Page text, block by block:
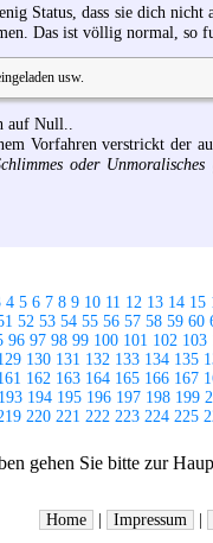
Status, dass sie dich
Das ist völlig normal, so
usw.
auf Null..
Vorfahren verstrickt der
oder Unmoralisches
4 5 6 7 8 9 10 11 12 13 14 15
52 53 54 55 56 57 58 59 60
96 97 98 99 100 101 102 103
130 131 132 133 134 135
162 163 164 165 166 167
193 194 195 196 197 198 199
220 221 222 223 224 225
gehen Sie bitte zur
Home | Impressum |